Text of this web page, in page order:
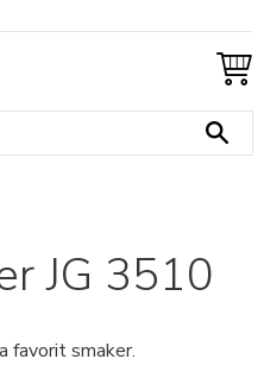
JG 3510
favorit smaker.